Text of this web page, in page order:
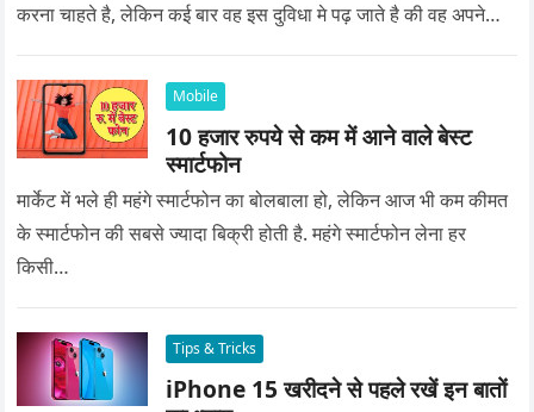
करना चाहते है, लेकिन कई बार वह इस दुविधा मे पढ़ जाते है की वह अपने
Mobile
10 हजार रुपये से कम में आने वाले बेस्ट
स्मार्टफोन
मार्केट में भले ही महंगे स्मार्टफोन का बोलबाला हो, लेकिन आज भी कम कीमत
के स्मार्टफोन की सबसे ज्यादा बिक्री होती है. महंगे स्मार्टफोन लेना हर
किसी…
Tips & Tricks
iPhone 15 खरीदने से पहले रखें इन बातों